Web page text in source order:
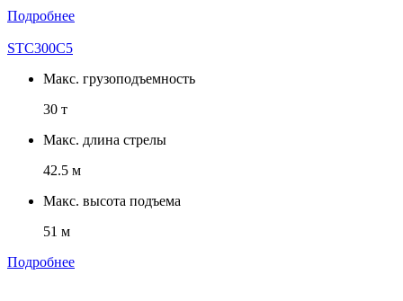
Подробнее
STC300C5
Макс. грузоподъемность
30 т
Макс. длина стрелы
42.5 м
Макс. высота подъема
51 м
Подробнее